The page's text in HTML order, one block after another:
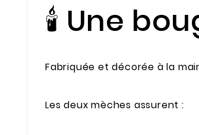
🕯️ Une
Fabriquée et décorée à la
Les deux mèches assurent :